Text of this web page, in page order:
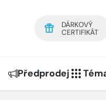
DÁRKOVÝ
CERTIFIKÁT
Předprodej